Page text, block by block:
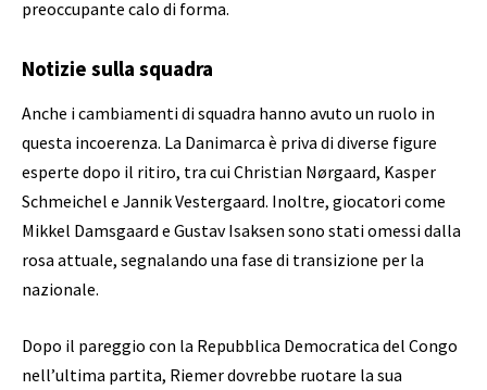
preoccupante calo di forma.
Notizie sulla squadra
Anche i cambiamenti di squadra hanno avuto un ruolo in
questa incoerenza. La Danimarca è priva di diverse figure
esperte dopo il ritiro, tra cui Christian Nørgaard, Kasper
Schmeichel e Jannik Vestergaard. Inoltre, giocatori come
Mikkel Damsgaard e Gustav Isaksen sono stati omessi dalla
rosa attuale, segnalando una fase di transizione per la
nazionale.
Dopo il pareggio con la Repubblica Democratica del Congo
nell’ultima partita, Riemer dovrebbe ruotare la sua